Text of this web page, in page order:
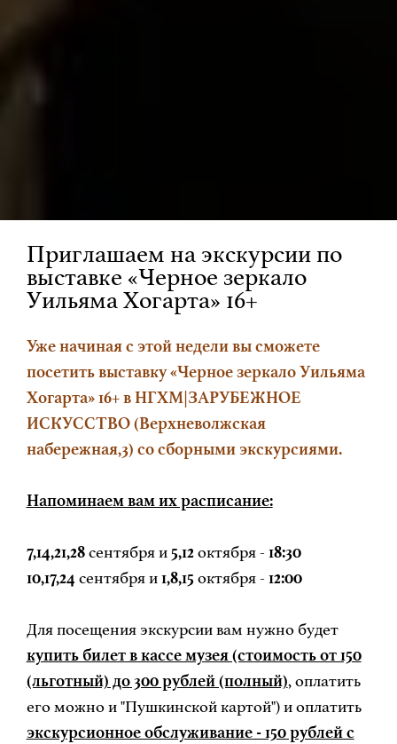
Приглашаем на экскурсии по
выставке «Черное зеркало
Уильяма Хогарта» 16+
Уже начиная с этой недели вы сможете
посетить выставку «Черное зеркало Уильяма
Хогарта» 16+ в НГХМ|ЗАРУБЕЖНОЕ
ИСКУССТВО (Верхневолжская
набережная,3) со сборными экскурсиями.
Напоминаем вам их расписание:
7,14,21,28сентября и 5,12октября - 18:30
10,17,24 сентября и1,8,15 октября - 12:00
Для посещения экскурсии вам нужно будет
купить билет в кассе музея (стоимость от 150
(льготный) до 300 рублей (полный), оплатить
его можно и "Пушкинской картой") и оплатить
экскурсионное обслуживание - 150 рублей с